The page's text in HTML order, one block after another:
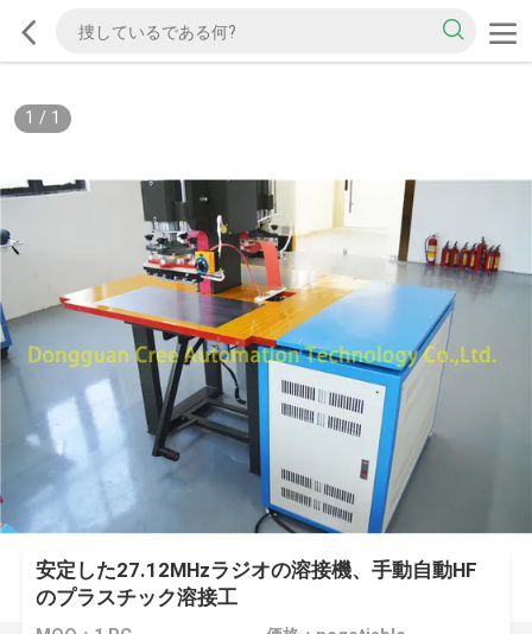
1 / 1
安定した27.12MHzラジオの溶接機、手動自動HF
のプラスチック溶接工